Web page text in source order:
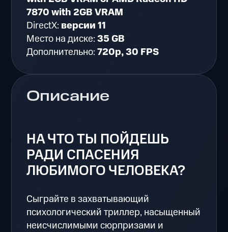
Описание
НА ЧТО ТЫ ПОЙДЕШЬ
РАДИ СПАСЕНИЯ
ЛЮБИМОГО ЧЕЛОВЕКА?
Сыграйте в захватывающий
психологический триллер, насыщенный
неисчислимыми сюрпризами и
7870 with 2GB VRAM
DirectX: версии 11
Место на диске:35 GB
Дополнительно:720p, 30 FPS